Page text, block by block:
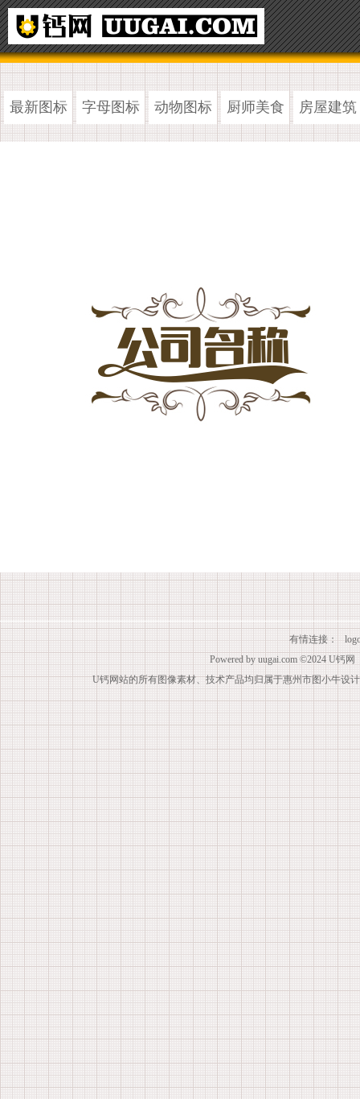
最新图标 字母图标 动物图标 厨师美食 房屋建筑
有情连接：
Powered by uugai.com ©2024 U钙网
U钙网站的所有图像素材、技术产品均归属于惠州市图小牛设